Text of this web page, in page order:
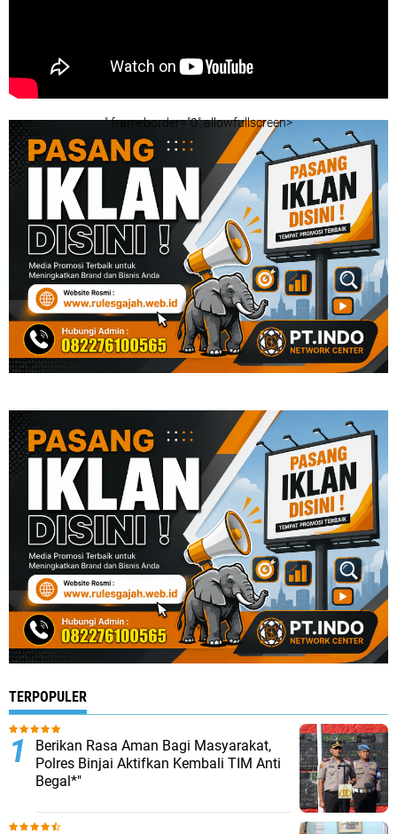
" frameborder="0" allowfullscreen>
TERPOPULER
Berikan Rasa Aman Bagi Masyarakat,
Polres Binjai Aktifkan Kembali TIM Anti
Begal*"